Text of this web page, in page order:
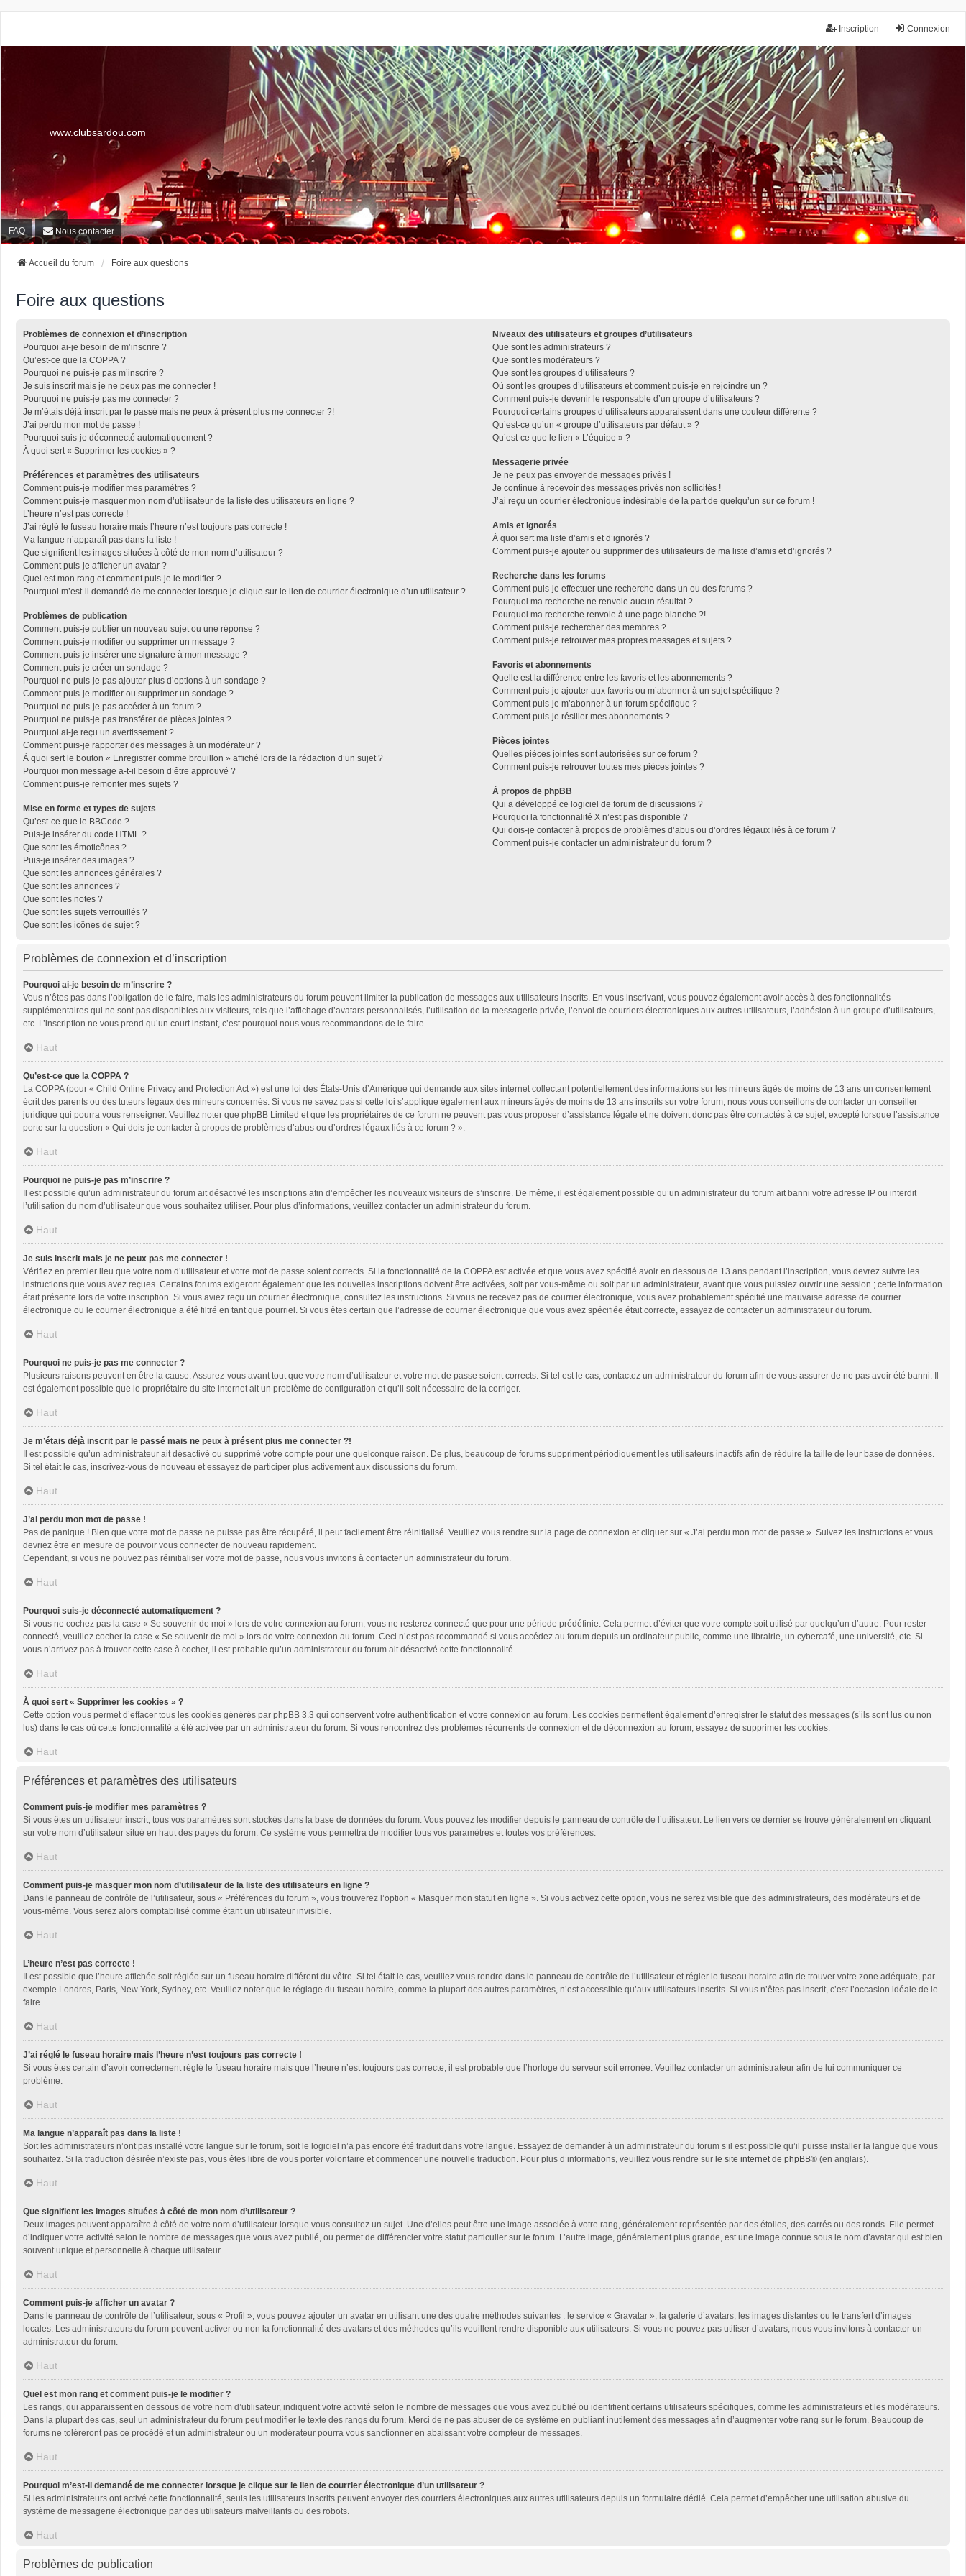
Connexion
Inscription
www.clubsardou.com
FAQ Nous contacter
Accueil du forum Foire aux questions
Foire aux questions
Problèmes de connexion et d’inscription
Pourquoi ai-je besoin de m’inscrire ?
Qu’est-ce que la COPPA ?
Pourquoi ne puis-je pas m’inscrire ?
Je suis inscrit mais je ne peux pas me connecter !
Pourquoi ne puis-je pas me connecter ?
Je m’étais déjà inscrit par le passé mais ne peux à présent plus me connecter ?!
J’ai perdu mon mot de passe !
Pourquoi suis-je déconnecté automatiquement ?
À quoi sert « Supprimer les cookies » ?
Préférences et paramètres des utilisateurs
Comment puis-je modifier mes paramètres ?
Comment puis-je masquer mon nom d’utilisateur de la liste des utilisateurs en ligne ?
L’heure n’est pas correcte !
J’ai réglé le fuseau horaire mais l’heure n’est toujours pas correcte !
Ma langue n’apparaît pas dans la liste !
Que signifient les images situées à côté de mon nom d’utilisateur ?
Comment puis-je afficher un avatar ?
Quel est mon rang et comment puis-je le modifier ?
Pourquoi m’est-il demandé de me connecter lorsque je clique sur le lien de courrier électronique d’un utilisateur ?
Problèmes de publication
Comment puis-je publier un nouveau sujet ou une réponse ?
Comment puis-je modifier ou supprimer un message ?
Comment puis-je insérer une signature à mon message ?
Comment puis-je créer un sondage ?
Pourquoi ne puis-je pas ajouter plus d’options à un sondage ?
Comment puis-je modifier ou supprimer un sondage ?
Pourquoi ne puis-je pas accéder à un forum ?
Pourquoi ne puis-je pas transférer de pièces jointes ?
Pourquoi ai-je reçu un avertissement ?
Comment puis-je rapporter des messages à un modérateur ?
À quoi sert le bouton « Enregistrer comme brouillon » affiché lors de la rédaction d’un sujet ?
Pourquoi mon message a-t-il besoin d’être approuvé ?
Comment puis-je remonter mes sujets ?
Mise en forme et types de sujets
Qu’est-ce que le BBCode ?
Puis-je insérer du code HTML ?
Que sont les émoticônes ?
Puis-je insérer des images ?
Que sont les annonces générales ?
Que sont les annonces ?
Que sont les notes ?
Que sont les sujets verrouillés ?
Que sont les icônes de sujet ?
Niveaux des utilisateurs et groupes d’utilisateurs
Que sont les administrateurs ?
Que sont les modérateurs ?
Que sont les groupes d’utilisateurs ?
Où sont les groupes d’utilisateurs et comment puis-je en rejoindre un ?
Comment puis-je devenir le responsable d’un groupe d’utilisateurs ?
Pourquoi certains groupes d’utilisateurs apparaissent dans une couleur différente ?
Qu’est-ce qu’un « groupe d’utilisateurs par défaut » ?
Qu’est-ce que le lien « L’équipe » ?
Messagerie privée
Je ne peux pas envoyer de messages privés !
Je continue à recevoir des messages privés non sollicités !
J’ai reçu un courrier électronique indésirable de la part de quelqu’un sur ce forum !
Amis et ignorés
À quoi sert ma liste d’amis et d’ignorés ?
Comment puis-je ajouter ou supprimer des utilisateurs de ma liste d’amis et d’ignorés ?
Recherche dans les forums
Comment puis-je effectuer une recherche dans un ou des forums ?
Pourquoi ma recherche ne renvoie aucun résultat ?
Pourquoi ma recherche renvoie à une page blanche ?!
Comment puis-je rechercher des membres ?
Comment puis-je retrouver mes propres messages et sujets ?
Favoris et abonnements
Quelle est la différence entre les favoris et les abonnements ?
Comment puis-je ajouter aux favoris ou m’abonner à un sujet spécifique ?
Comment puis-je m’abonner à un forum spécifique ?
Comment puis-je résilier mes abonnements ?
Pièces jointes
Quelles pièces jointes sont autorisées sur ce forum ?
Comment puis-je retrouver toutes mes pièces jointes ?
À propos de phpBB
Qui a développé ce logiciel de forum de discussions ?
Pourquoi la fonctionnalité X n’est pas disponible ?
Qui dois-je contacter à propos de problèmes d’abus ou d’ordres légaux liés à ce forum ?
Comment puis-je contacter un administrateur du forum ?
Problèmes de connexion et d’inscription
Pourquoi ai-je besoin de m’inscrire ?
Vous n’êtes pas dans l’obligation de le faire, mais les administrateurs du forum peuvent limiter la publication de messages aux utilisateurs inscrits. En vous inscrivant, vous pouvez également avoir accès à des fonctionnalités
supplémentaires qui ne sont pas disponibles aux visiteurs, tels que l’affichage d’avatars personnalisés, l’utilisation de la messagerie privée, l’envoi de courriers électroniques aux autres utilisateurs, l’adhésion à un groupe d’utilisateurs,
etc. L’inscription ne vous prend qu’un court instant, c’est pourquoi nous vous recommandons de le faire.
Haut
Qu’est-ce que la COPPA ?
La COPPA (pour « Child Online Privacy and Protection Act ») est une loi des États-Unis d’Amérique qui demande aux sites internet collectant potentiellement des informations sur les mineurs âgés de moins de 13 ans un consentement
écrit des parents ou des tuteurs légaux des mineurs concernés. Si vous ne savez pas si cette loi s’applique également aux mineurs âgés de moins de 13 ans inscrits sur votre forum, nous vous conseillons de contacter un conseiller
juridique qui pourra vous renseigner. Veuillez noter que phpBB Limited et que les propriétaires de ce forum ne peuvent pas vous proposer d’assistance légale et ne doivent donc pas être contactés à ce sujet, excepté lorsque l’assistance
porte sur la question « Qui dois-je contacter à propos de problèmes d’abus ou d’ordres légaux liés à ce forum ? ».
Haut
Pourquoi ne puis-je pas m’inscrire ?
Il est possible qu’un administrateur du forum ait désactivé les inscriptions afin d’empêcher les nouveaux visiteurs de s’inscrire. De même, il est également possible qu’un administrateur du forum ait banni votre adresse IP ou interdit
l’utilisation du nom d’utilisateur que vous souhaitez utiliser. Pour plus d’informations, veuillez contacter un administrateur du forum.
Haut
Je suis inscrit mais je ne peux pas me connecter !
Vérifiez en premier lieu que votre nom d’utilisateur et votre mot de passe soient corrects. Si la fonctionnalité de la COPPA est activée et que vous avez spécifié avoir en dessous de 13 ans pendant l’inscription, vous devrez suivre les
instructions que vous avez reçues. Certains forums exigeront également que les nouvelles inscriptions doivent être activées, soit par vous-même ou soit par un administrateur, avant que vous puissiez ouvrir une session ; cette information
était présente lors de votre inscription. Si vous aviez reçu un courrier électronique, consultez les instructions. Si vous ne recevez pas de courrier électronique, vous avez probablement spécifié une mauvaise adresse de courrier
électronique ou le courrier électronique a été filtré en tant que pourriel. Si vous êtes certain que l’adresse de courrier électronique que vous avez spécifiée était correcte, essayez de contacter un administrateur du forum.
Haut
Pourquoi ne puis-je pas me connecter ?
Plusieurs raisons peuvent en être la cause. Assurez-vous avant tout que votre nom d’utilisateur et votre mot de passe soient corrects. Si tel est le cas, contactez un administrateur du forum afin de vous assurer de ne pas avoir été banni. Il
est également possible que le propriétaire du site internet ait un problème de configuration et qu’il soit nécessaire de la corriger.
Haut
Je m’étais déjà inscrit par le passé mais ne peux à présent plus me connecter ?!
Il est possible qu’un administrateur ait désactivé ou supprimé votre compte pour une quelconque raison. De plus, beaucoup de forums suppriment périodiquement les utilisateurs inactifs afin de réduire la taille de leur base de données.
Si tel était le cas, inscrivez-vous de nouveau et essayez de participer plus activement aux discussions du forum.
Haut
J’ai perdu mon mot de passe !
Pas de panique ! Bien que votre mot de passe ne puisse pas être récupéré, il peut facilement être réinitialisé. Veuillez vous rendre sur la page de connexion et cliquer sur « J’ai perdu mon mot de passe ». Suivez les instructions et vous
devriez être en mesure de pouvoir vous connecter de nouveau rapidement.
Cependant, si vous ne pouvez pas réinitialiser votre mot de passe, nous vous invitons à contacter un administrateur du forum.
Haut
Pourquoi suis-je déconnecté automatiquement ?
Si vous ne cochez pas la case « Se souvenir de moi » lors de votre connexion au forum, vous ne resterez connecté que pour une période prédéfinie. Cela permet d’éviter que votre compte soit utilisé par quelqu’un d’autre. Pour rester
connecté, veuillez cocher la case « Se souvenir de moi » lors de votre connexion au forum. Ceci n’est pas recommandé si vous accédez au forum depuis un ordinateur public, comme une librairie, un cybercafé, une université, etc. Si
vous n’arrivez pas à trouver cette case à cocher, il est probable qu’un administrateur du forum ait désactivé cette fonctionnalité.
Haut
À quoi sert « Supprimer les cookies » ?
Cette option vous permet d’effacer tous les cookies générés par phpBB 3.3 qui conservent votre authentification et votre connexion au forum. Les cookies permettent également d’enregistrer le statut des messages (s’ils sont lus ou non
lus) dans le cas où cette fonctionnalité a été activée par un administrateur du forum. Si vous rencontrez des problèmes récurrents de connexion et de déconnexion au forum, essayez de supprimer les cookies.
Haut
Préférences et paramètres des utilisateurs
Comment puis-je modifier mes paramètres ?
Si vous êtes un utilisateur inscrit, tous vos paramètres sont stockés dans la base de données du forum. Vous pouvez les modifier depuis le panneau de contrôle de l’utilisateur. Le lien vers ce dernier se trouve généralement en cliquant
sur votre nom d’utilisateur situé en haut des pages du forum. Ce système vous permettra de modifier tous vos paramètres et toutes vos préférences.
Haut
Comment puis-je masquer mon nom d’utilisateur de la liste des utilisateurs en ligne ?
Dans le panneau de contrôle de l’utilisateur, sous « Préférences du forum », vous trouverez l’option « Masquer mon statut en ligne ». Si vous activez cette option, vous ne serez visible que des administrateurs, des modérateurs et de
vous-même. Vous serez alors comptabilisé comme étant un utilisateur invisible.
Haut
L’heure n’est pas correcte !
Il est possible que l’heure affichée soit réglée sur un fuseau horaire différent du vôtre. Si tel était le cas, veuillez vous rendre dans le panneau de contrôle de l’utilisateur et régler le fuseau horaire afin de trouver votre zone adéquate, par
exemple Londres, Paris, New York, Sydney, etc. Veuillez noter que le réglage du fuseau horaire, comme la plupart des autres paramètres, n’est accessible qu’aux utilisateurs inscrits. Si vous n’êtes pas inscrit, c’est l’occasion idéale de le
faire.
Haut
J’ai réglé le fuseau horaire mais l’heure n’est toujours pas correcte !
Si vous êtes certain d’avoir correctement réglé le fuseau horaire mais que l’heure n’est toujours pas correcte, il est probable que l’horloge du serveur soit erronée. Veuillez contacter un administrateur afin de lui communiquer ce
problème.
Haut
Ma langue n’apparaît pas dans la liste !
Soit les administrateurs n’ont pas installé votre langue sur le forum, soit le logiciel n’a pas encore été traduit dans votre langue. Essayez de demander à un administrateur du forum s’il est possible qu’il puisse installer la langue que vous
souhaitez. Si la traduction désirée n’existe pas, vous êtes libre de vous porter volontaire et commencer une nouvelle traduction. Pour plus d’informations, veuillez vous rendre sur le site internet de phpBB® (en anglais).
Haut
Que signifient les images situées à côté de mon nom d’utilisateur ?
Deux images peuvent apparaître à côté de votre nom d’utilisateur lorsque vous consultez un sujet. Une d’elles peut être une image associée à votre rang, généralement représentée par des étoiles, des carrés ou des ronds. Elle permet
d’indiquer votre activité selon le nombre de messages que vous avez publié, ou permet de différencier votre statut particulier sur le forum. L’autre image, généralement plus grande, est une image connue sous le nom d’avatar qui est bien
souvent unique et personnelle à chaque utilisateur.
Haut
Comment puis-je afficher un avatar ?
Dans le panneau de contrôle de l’utilisateur, sous « Profil », vous pouvez ajouter un avatar en utilisant une des quatre méthodes suivantes : le service « Gravatar », la galerie d’avatars, les images distantes ou le transfert d’images
locales. Les administrateurs du forum peuvent activer ou non la fonctionnalité des avatars et des méthodes qu’ils veuillent rendre disponible aux utilisateurs. Si vous ne pouvez pas utiliser d’avatars, nous vous invitons à contacter un
administrateur du forum.
Haut
Quel est mon rang et comment puis-je le modifier ?
Les rangs, qui apparaissent en dessous de votre nom d’utilisateur, indiquent votre activité selon le nombre de messages que vous avez publié ou identifient certains utilisateurs spécifiques, comme les administrateurs et les modérateurs.
Dans la plupart des cas, seul un administrateur du forum peut modifier le texte des rangs du forum. Merci de ne pas abuser de ce système en publiant inutilement des messages afin d’augmenter votre rang sur le forum. Beaucoup de
forums ne toléreront pas ce procédé et un administrateur ou un modérateur pourra vous sanctionner en abaissant votre compteur de messages.
Haut
Pourquoi m’est-il demandé de me connecter lorsque je clique sur le lien de courrier électronique d’un utilisateur ?
Si les administrateurs ont activé cette fonctionnalité, seuls les utilisateurs inscrits peuvent envoyer des courriers électroniques aux autres utilisateurs depuis un formulaire dédié. Cela permet d’empêcher une utilisation abusive du
système de messagerie électronique par des utilisateurs malveillants ou des robots.
Haut
Problèmes de publication